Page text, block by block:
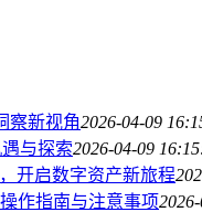
察新视角2026-04-09
与探索2026-04-09
开启数字资产新旅程
作指南与注意事项